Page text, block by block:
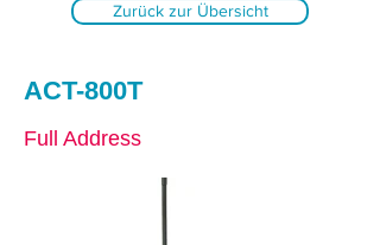
Zurück zur Übersicht
ACT-800T
Full Address